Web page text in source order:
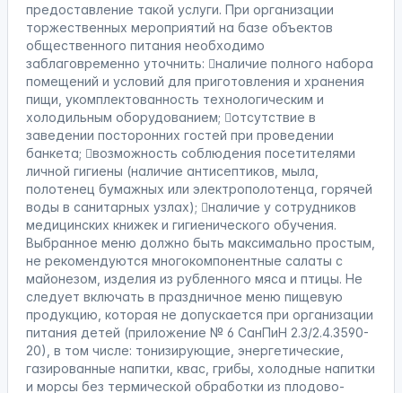
предоставление такой услуги. При организации
торжественных мероприятий на базе объектов
общественного питания необходимо
заблаговременно уточнить: наличие полного набора
помещений и условий для приготовления и хранения
пищи, укомплектованность технологическим и
холодильным оборудованием; отсутствие в
заведении посторонних гостей при проведении
банкета; возможность соблюдения посетителями
личной гигиены (наличие антисептиков, мыла,
полотенец бумажных или электрополотенца, горячей
воды в санитарных узлах); наличие у сотрудников
медицинских книжек и гигиенического обучения.
Выбранное меню должно быть максимально простым,
не рекомендуются многокомпонентные салаты с
майонезом, изделия из рубленного мяса и птицы. Не
следует включать в праздничное меню пищевую
продукцию, которая не допускается при организации
питания детей (приложение № 6 СанПиН 2.3/2.4.3590-
20), в том числе: тонизирующие, энергетические,
газированные напитки, квас, грибы, холодные напитки
и морсы без термической обработки из плодово-